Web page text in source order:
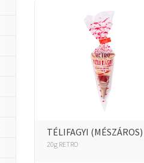
TÉLIFAGYI (MÉSZÁROS)
20g RETRO